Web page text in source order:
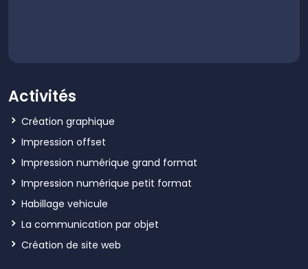
Activités
Création graphique
Impression offset
Impression numérique grand format
Impression numérique petit format
Habillage vehicule
La communication par objet
Création de site web